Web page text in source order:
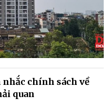
nhắc chính sách về
quan